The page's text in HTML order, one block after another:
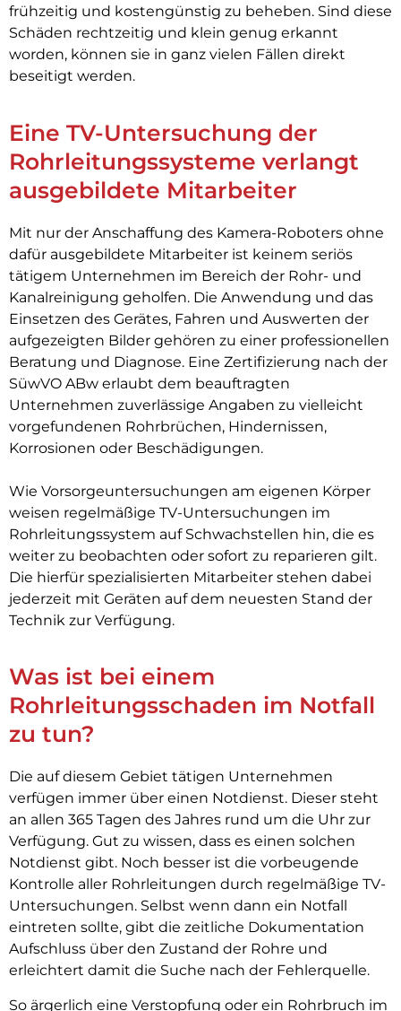
frühzeitig und kostengünstig zu beheben. Sind diese
Schäden rechtzeitig und klein genug erkannt
worden, können sie in ganz vielen Fällen direkt
beseitigt werden.
Eine TV-Untersuchung der
Rohrleitungssysteme verlangt
ausgebildete Mitarbeiter
Mit nur der Anschaffung des Kamera-Roboters ohne
dafür ausgebildete Mitarbeiter ist keinem seriös
tätigem Unternehmen im Bereich der Rohr- und
Kanalreinigung geholfen. Die Anwendung und das
Einsetzen des Gerätes, Fahren und Auswerten der
aufgezeigten Bilder gehören zu einer professionellen
Beratung und Diagnose. Eine Zertifizierung nach der
SüwVO ABw erlaubt dem beauftragten
Unternehmen zuverlässige Angaben zu vielleicht
vorgefundenen Rohrbrüchen, Hindernissen,
Korrosionen oder Beschädigungen.
Wie Vorsorgeuntersuchungen am eigenen Körper
weisen regelmäßige TV-Untersuchungen im
Rohrleitungssystem auf Schwachstellen hin, die es
weiter zu beobachten oder sofort zu reparieren gilt.
Die hierfür spezialisierten Mitarbeiter stehen dabei
jederzeit mit Geräten auf dem neuesten Stand der
Technik zur Verfügung.
Was ist bei einem
Rohrleitungsschaden im Notfall
zu tun?
Die auf diesem Gebiet tätigen Unternehmen
verfügen immer über einen Notdienst. Dieser steht
an allen 365 Tagen des Jahres rund um die Uhr zur
Verfügung. Gut zu wissen, dass es einen solchen
Notdienst gibt. Noch besser ist die vorbeugende
Kontrolle aller Rohrleitungen durch regelmäßige TV-
Untersuchungen. Selbst wenn dann ein Notfall
eintreten sollte, gibt die zeitliche Dokumentation
Aufschluss über den Zustand der Rohre und
erleichtert damit die Suche nach der Fehlerquelle.
So ärgerlich eine Verstopfung oder ein Rohrbruch im